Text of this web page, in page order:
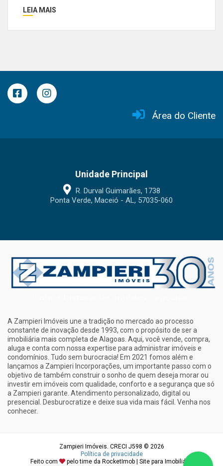
LEIA MAIS
Área do Cliente
Unidade Principal
R. Durval Guimarães, 1738
Ponta Verde, Maceió - AL, 57035-060
A Zampieri Imóveis une a tradição no mercado ao processo
constante de inovação desde 1993, com o propósito de ser a
imobiliária mais completa de Alagoas. Aqui, você vende, compra,
aluga e conta com nossa expertise para administrar imóveis e
condomínios. Tudo sem burocracia! Em 2021 fomos além e
lançamos a Zampieri Incorporações, um importante passo com o
objetivo de também construir o sonho de quem deseja morar ou
investir em imóveis com qualidade, conforto e a segurança que só
a Zampieri garante. Atendimento personalizado, digital ou
presencial. Desburocratize e deixe sua vida mais fácil. Venha nos
conhecer.
Zampieri Imóveis. CRECI J598 © 2026
Política de privacidade
Feito com
pelo time da RocketImob | Site para Imobiliária